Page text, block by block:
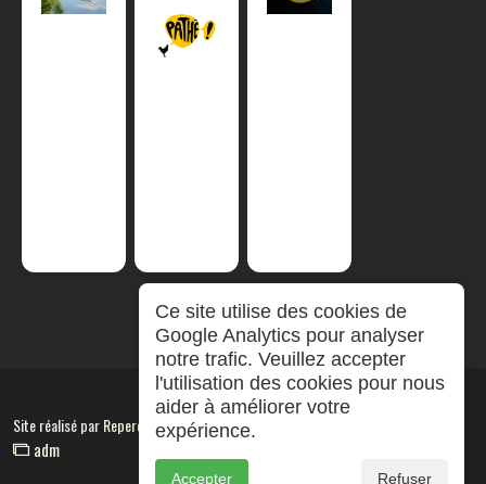
Site réalisé parRepereCom
adm
Ce site utilise des cookies de
Google Analytics pour analyser
notre trafic. Veuillez accepter
l'utilisation des cookies pour nous
aider à améliorer votre
expérience.
Accepter Refuser